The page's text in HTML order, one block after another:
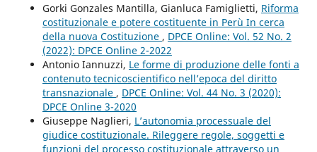
Gorki Gonzales Mantilla, Gianluca Famiglietti, Riforma
costituzionale e potere costituente in Perù In cerca
della nuova Costituzione , DPCE Online: Vol. 52 No. 2
(2022): DPCE Online 2-2022
Antonio Iannuzzi, Le forme di produzione delle fonti a
contenuto tecnicoscientifico nell’epoca del diritto
transnazionale , DPCE Online: Vol. 44 No. 3 (2020):
DPCE Online 3-2020
Giuseppe Naglieri, L’autonomia processuale del
giudice costituzionale. Rileggere regole, soggetti e
funzioni del processo costituzionale attraverso un